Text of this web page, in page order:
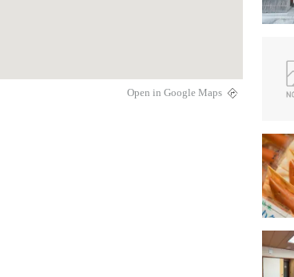
Open in Google Maps